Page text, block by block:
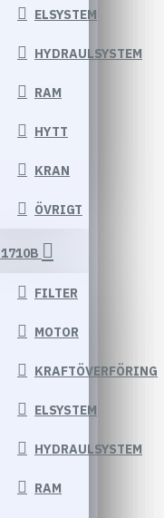
ELSYSTEM
HYDRAULSYSTEM
RAM
HYTT
KRAN
ÖVRIGT
1710B
FILTER
MOTOR
KRAFTÖVERFÖRING
ELSYSTEM
HYDRAULSYSTEM
RAM